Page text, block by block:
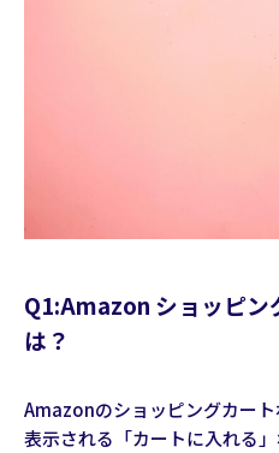
Q1:Amazon ショッピン
は？
Amazonのショッピングカー
表示される「カートに入れる